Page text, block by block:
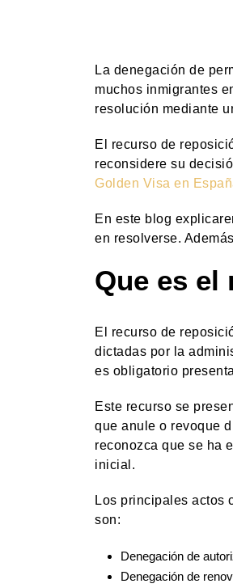
La denegación de
muchos inmigrantes
resolución mediante
El recurso de
reconsidere su
Golden Visa en
En este blog
en resolverse.
Que es el
El recurso de
dictadas por la
es obligatorio
Este recurso se
que anule o revoque
reconozca que se ha
inicial.
Los principales actos
son:
Denegación de
Denegación de